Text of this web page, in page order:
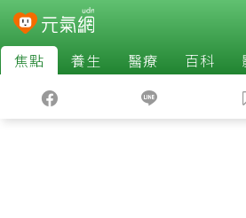
焦點 養生 醫療 百科